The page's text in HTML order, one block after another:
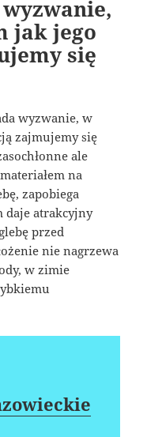
jak jego
się
wyzwanie, w
zajmujemy się
ale
na
zapobiega
daje atrakcyjny
przed
nie nagrzewa
w zimie